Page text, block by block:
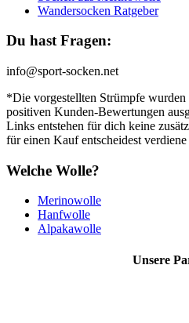
Wandersocken Ratgeber
Du hast Fragen:
info@sport-socken.net
*Die vorgestellten Strümpfe
positiven Kunden-Bewertungen
Links entstehen für dich keine
für einen Kauf entscheidest
Welche Wolle?
Merinowolle
Hanfwolle
Alpakawolle
Unsere